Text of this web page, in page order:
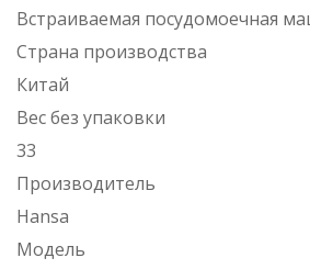
Встраиваемая посудомоечная
Страна производства
Китай
Вес без упаковки
33
Производитель
Hansa
Модель